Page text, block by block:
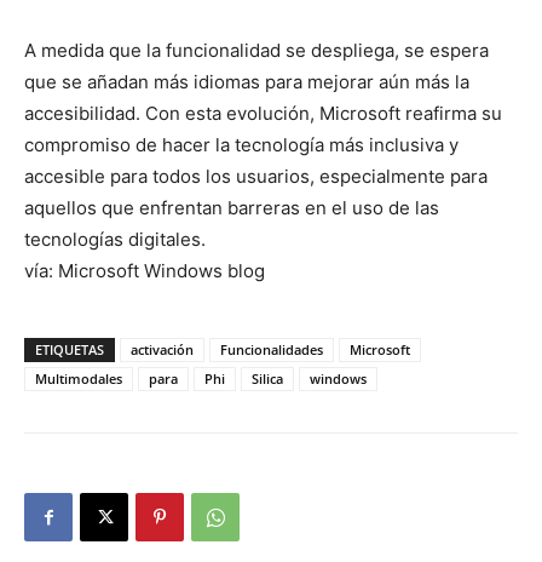
A medida que la funcionalidad se despliega, se espera
que se añadan más idiomas para mejorar aún más la
accesibilidad. Con esta evolución, Microsoft reafirma su
compromiso de hacer la tecnología más inclusiva y
accesible para todos los usuarios, especialmente para
aquellos que enfrentan barreras en el uso de las
tecnologías digitales.
vía: Microsoft Windows blog
ETIQUETAS activación Funcionalidades
Microsoft
Multimodales
para Phi Silica windows